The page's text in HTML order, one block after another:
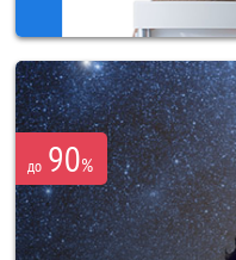
до 90%